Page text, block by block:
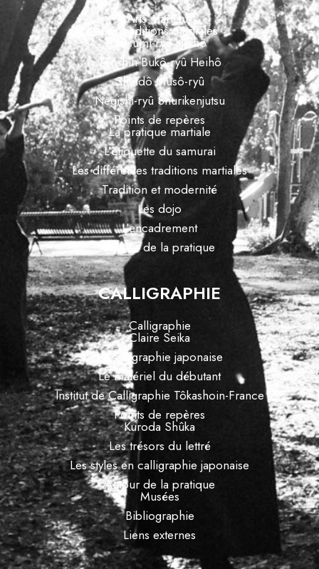
Arts martiaux
Les traditions martiales
Tatsumi-ryû Heihô
Tenshin Bukô-ryû Heihô
Shindô Musô-ryû
Negishi-ryû Shurikenjutsu
Points de repères
La pratique martiale
L’étiquette du samurai
Les différentes traditions martiales
Tradition et modernité
Les dojo
L’encadrement
Autour de la pratique
CALLIGRAPHIE
Calligraphie
Claire Seika
La calligraphie japonaise
Le matériel du débutant
Institut de Calligraphie Tôkashoin-France
Points de repères
Kuroda Shûka
Les trésors du lettré
Les styles en calligraphie japonaise
Autour de la pratique
Musées
Bibliographie
Liens externes